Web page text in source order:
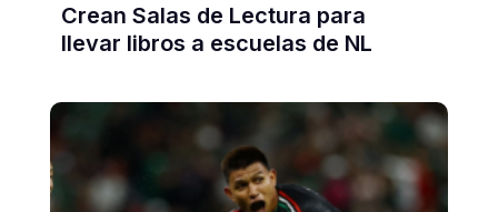
Crean Salas de Lectura para
llevar libros a escuelas de NL